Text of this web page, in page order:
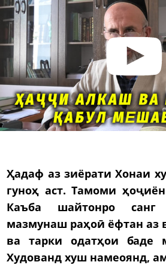
Ҳадаф аз зиёрати Хонаи
гуноҳ аст. Тамоми
Каъба шайтонро
мазмунаш раҳоӣ ёфтан аз
ва тарки одатҳои баде
Худованд хуш намеоянд,